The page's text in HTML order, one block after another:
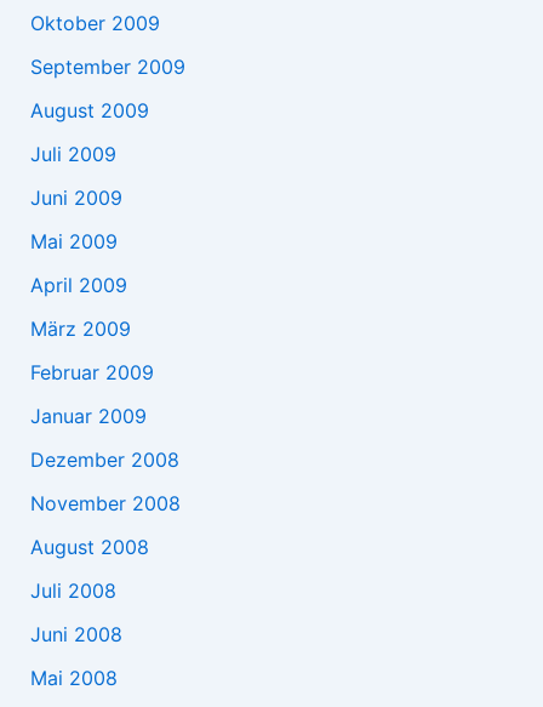
Oktober 2009
September 2009
August 2009
Juli 2009
Juni 2009
Mai 2009
April 2009
März 2009
Februar 2009
Januar 2009
Dezember 2008
November 2008
August 2008
Juli 2008
Juni 2008
Mai 2008